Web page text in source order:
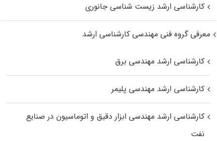
کارشناسی ارشد زیست‌ شناسی جانوری
معرفی گروه فنی مهندسی کارشناسی ارشد
کارشناسی ارشد مهندسی برق
کارشناسی ارشد مهندسی پلیمر
کارشناسی ارشد مهندسی ابزار دقیق و اتوماسیون در صنایع
نفت